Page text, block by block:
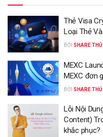
Thẻ Visa
Loại Thẻ
BỞI SHARE
MEXC
MEXC đơn
BỞI SHARE
Lỗi Nội
Content)
khắc phục?